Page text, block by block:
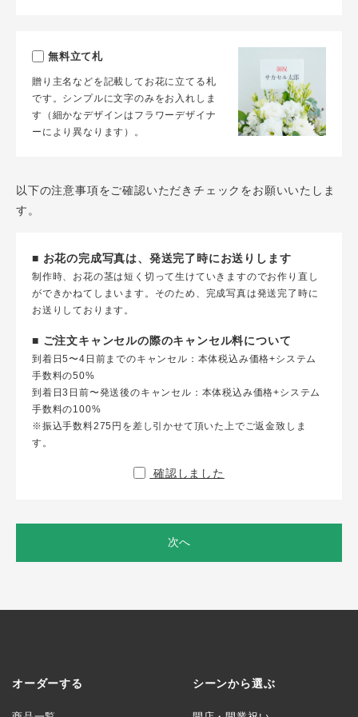
無料立て札
贈り主名などを記載してお花に立てる札
です。シンプルに文字のみをお入れしま
す（細かなデザインはフラワーデザイナ
ーにより異なります）。
以下の注意事項をご確認いただきチェックをお願いいたしま
す。
■ お花の完成写真は、発送完了時にお送りします
制作時、お花の茎は短く切って生けていきますのでお作り直し
ができかねてしまいます。そのため、完成写真は発送完了時に
お送りしております。
■ ご注文キャンセルの際のキャンセル料について
到着日5〜4日前までのキャンセル：本体税込み価格+システム
手数料の50%
到着日3日前〜発送後のキャンセル：本体税込み価格+システム
手数料の100%
※振込手数料275円を差し引かせて頂いた上でご返金致しま
す。
確認しました
次へ
オーダーする シーンから選ぶ